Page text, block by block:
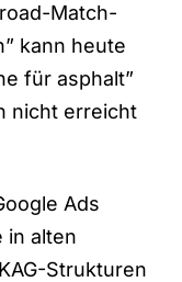
Match-
kann heute
für asphalt”
nicht erreicht
Ads
in alten
Strukturen